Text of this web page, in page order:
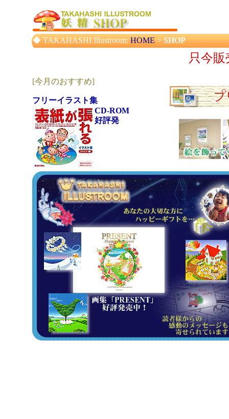
◆ TAKAHASHI Illustroom:HOME>SHOP
只今
[今月のおすすめ]
フリーイラスト集
CD-ROM
好評発